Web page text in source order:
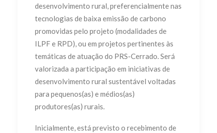
desenvolvimento rural, preferencialmente nas
tecnologias de baixa emissão de carbono
promovidas pelo projeto (modalidades de
ILPF e RPD), ou em projetos pertinentes às
temáticas de atuação do PRS-Cerrado. Será
valorizada a participação em iniciativas de
desenvolvimento rural sustentável voltadas
para pequenos(as) e médios(as)
produtores(as) rurais.
Inicialmente, está previsto o recebimento de